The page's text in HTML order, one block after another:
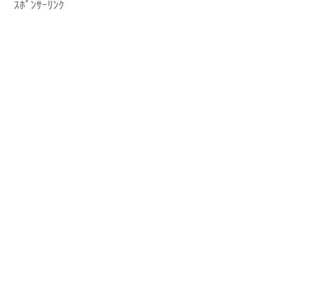
ｽﾎﾟﾝｻｰﾘﾝｸ